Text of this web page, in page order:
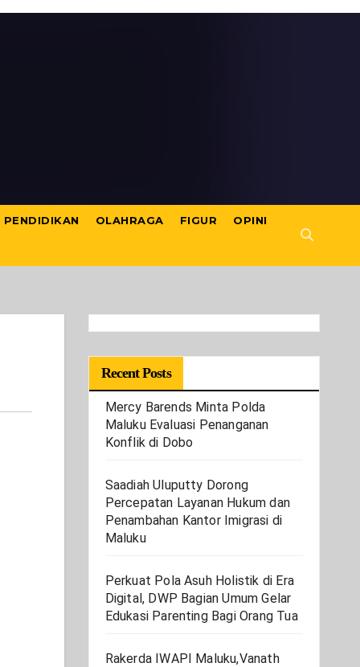
PENDIDIKAN OLAHRAGA FIGUR OPINI
Recent Posts
Mercy Barends Minta Polda
Maluku Evaluasi Penanganan
Konflik di Dobo
Saadiah Uluputty Dorong
Percepatan Layanan Hukum dan
Penambahan Kantor Imigrasi di
Maluku
Perkuat Pola Asuh Holistik di Era
Digital, DWP Bagian Umum Gelar
Edukasi Parenting Bagi Orang Tua
Rakerda IWAPI Maluku,Vanath